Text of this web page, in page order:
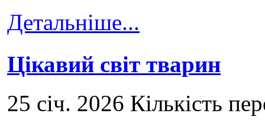
Детальніше...
Цікавий світ тварин
25 січ. 2026 Кількість